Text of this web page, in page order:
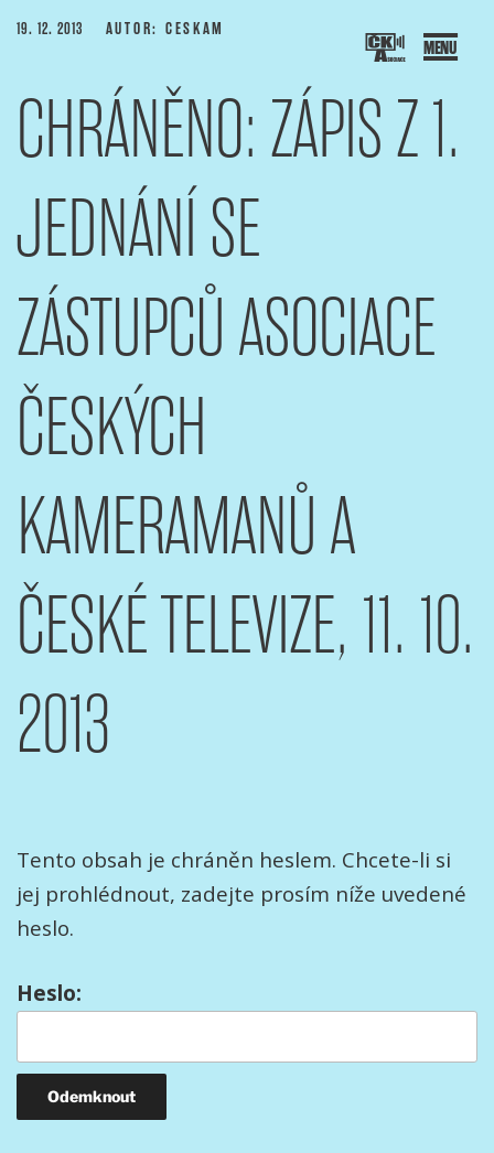
Přejít
webu
ČESKÝCH KAMERAMANŮ
portál Asociace českých kameramanů
PUBLIKOVÁNO
19. 12. 2013 AUTOR: CESKAM
CHRÁNĚNO: ZÁPIS Z 1.
JEDNÁNÍ SE
ZÁSTUPCŮ ASOCIACE
ČESKÝCH
KAMERAMANŮ A
ČESKÉ TELEVIZE, 11. 10.
2013
Tento obsah je chráněn heslem. Chcete-li si
jej prohlédnout, zadejte prosím níže uvedené
heslo.
Heslo: